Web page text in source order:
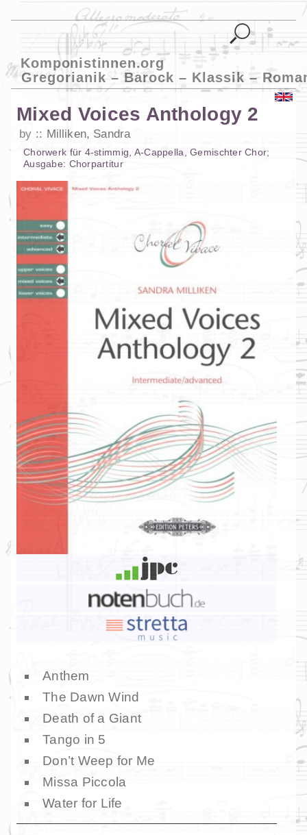
Komponistinnen.org
Gregorianik – Barock – Klassik –
Mixed Voices Anthology 2
by Milliken, Sandra
Chorwerk für 4-stimmig A-Cappella ,Gemischter Chor;
Ausgabe: Chorpartitur
Anthem
The Dawn Wind
Death of a Giant
Tango in 5
Don’t Weep for Me
Missa Piccola
Water for Life